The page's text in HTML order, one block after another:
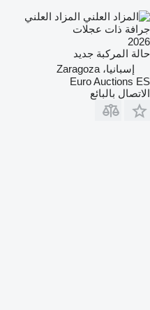
المزاد العلني
جرافة ذات عجلات
2026
حالة المركبة جديد
إسبانيا، Zaragoza
Euro Auctions ES
الاتصال بالبائع